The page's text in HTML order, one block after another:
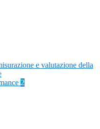
e valutazione della
2